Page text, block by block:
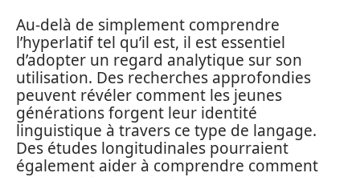
Au-delà de simplement comprendre
l’hyperlatif tel qu’il est, il est essentiel
d’adopter un regard analytique sur son
utilisation. Des recherches approfondies
peuvent révéler comment les jeunes
générations forgent leur identité
linguistique à travers ce type de langage.
Des études longitudinales pourraient
également aider à comprendre comment